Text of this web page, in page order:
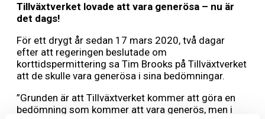
Tillväxtverket lovade att vara generösa – nu är
det dags!
För ett drygt år sedan 17 mars 2020, två dagar
efter att regeringen beslutade om
korttidspermittering sa Tim Brooks på Tillväxtverket
att de skulle vara generösa i sina bedömningar.
”Grunden är att Tillväxtverket kommer att göra en
bedömning som kommer att vara generös, men i